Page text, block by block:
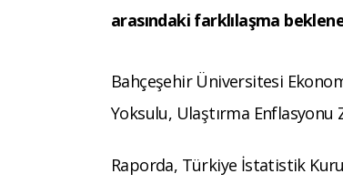
arasındaki farklılaşma
Bahçeşehir Üniversitesi
Yoksulu, Ulaştırma Enflasyonu
Raporda, Türkiye İstatistik